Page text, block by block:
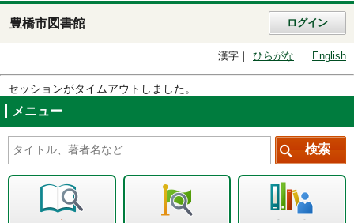
豊橋市図書館 ログイン
漢字 ひらがな English
セッションがタイムアウトしました。
メニュー